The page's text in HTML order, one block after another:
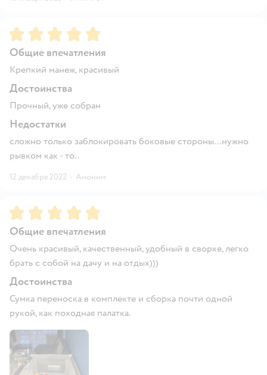
Рейтинг:5
Общие впечатления
Крепкий манеж, красивый
Достоинства
Прочный, уже собран
Недостатки
сложно только заблокировать боковые стороны...нужно
рывком как - то..
12 декабря 2022 · Аноним
Рейтинг:5
Общие впечатления
Очень красивый, качественный, удобный в сворке, легко
брать с собой на дачу и на отдых)))
Достоинства
Сумка переноска в комплекте и сборка почти одной
рукой, как походная палатка.